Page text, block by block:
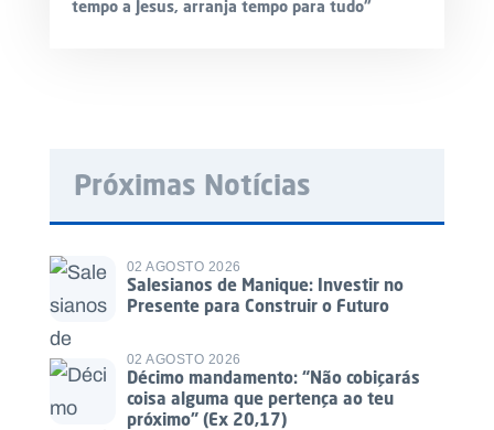
tempo a Jesus, arranja tempo para tudo”
Próximas Notícias
02 AGOSTO 2026
Salesianos de Manique: Investir no
Presente para Construir o Futuro
02 AGOSTO 2026
Décimo mandamento: “Não cobiçarás
coisa alguma que pertença ao teu
próximo” (Ex 20,17)